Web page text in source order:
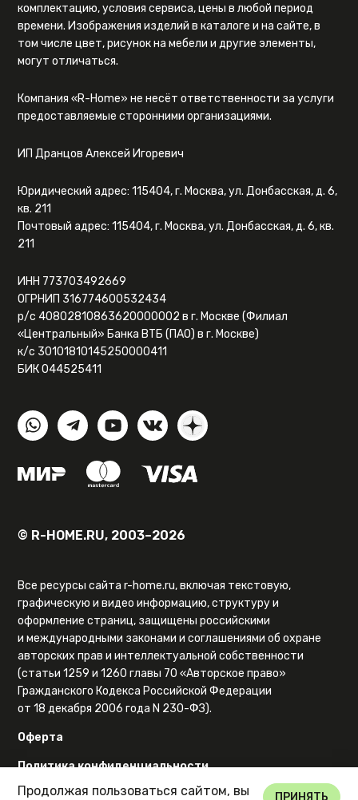
комплектацию, условия сервиса, цены в любой период
времени. Изображения изделий в каталоге и на сайте, в
том числе цвет, рисунок на мебели и другие элементы,
могут отличаться.
Компания «R-Home» не несёт ответственности за услуги
предоставляемые сторонними организациями.
ИП Дранцов Алексей Игоревич
Юридический адрес: 115404, г. Москва, ул. Донбасская, д. 6,
кв. 211
Почтовый адрес: 115404, г. Москва, ул. Донбасская, д. 6, кв.
211
ИНН 773703492669
ОГРНИП 316774600532434
р/с 40802810863620000002 в г. Москве (Филиал
«Центральный» Банка ВТБ (ПАО) в г. Москве)
к/с 30101810145250000411
БИК 044525411
© R-HOME.RU, 2003–2026
Все ресурсы сайта r-home.ru, включая текстовую,
графическую и видео информацию, структуру и
оформление страниц, защищены российскими
и международными законами и соглашениями об охране
авторских прав и интеллектуальной собственности
(статьи 1259 и 1260 главы 70 «Авторское право»
Гражданского Кодекса Российской Федерации
от 18 декабря 2006 года N 230-ФЗ).
Оферта
Политика конфиденциальности
Карта сайта
Продолжая пользоваться сайтом, вы
ПРИНЯТЬ